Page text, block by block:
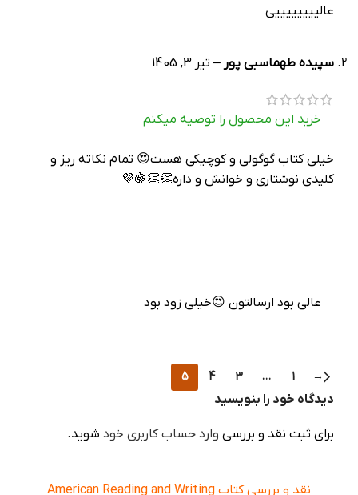
عالییییییییی
سپیده طهماسبی پور – تیر 3, 1405
خرید این محصول را توصیه میکنم
خیلی کتاب گوگولی و کوچیکی هست😍 تمام نکاته ریز و
کلیدی نوشتاری و خوانش و داره👏👏🍇💜
عالی بود ارسالتون 😍خیلی زود بود
→
1
…
3
4
5
دیدگاه خود را بنویسید
برای ثبت نقد و بررسی وارد حساب کاربری خود شوید.
نقد و بررسی کتاب American Reading and Writing